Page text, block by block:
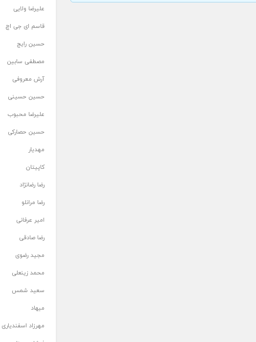
علیرضا ولایی
قاسم ای جی اچ
حسین رایج
مصطفی سابین
آرش معروفی
حسین حسینی
علیرضا محبوب
حسین حصارکی
مهدیار
کاپیتان
رضا رضانژاد
رضا مرانلو
امیر عرفانی
رضا صادقی
مجید رضوی
محمد زینعلی
سعید شمس
میهاد
مهرزاد اسفندیاری